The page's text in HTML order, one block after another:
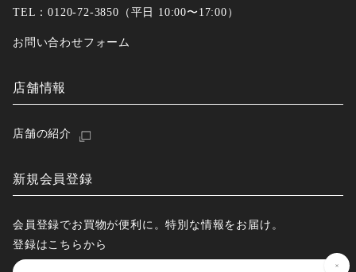
TEL：0120-72-3850（平日 10:00〜17:00）
お問い合わせフォーム
店舗情報
店舗の紹介
新規会員登録
会員登録でお買物が便利に。特別な情報をお届け。
登録はこちらから